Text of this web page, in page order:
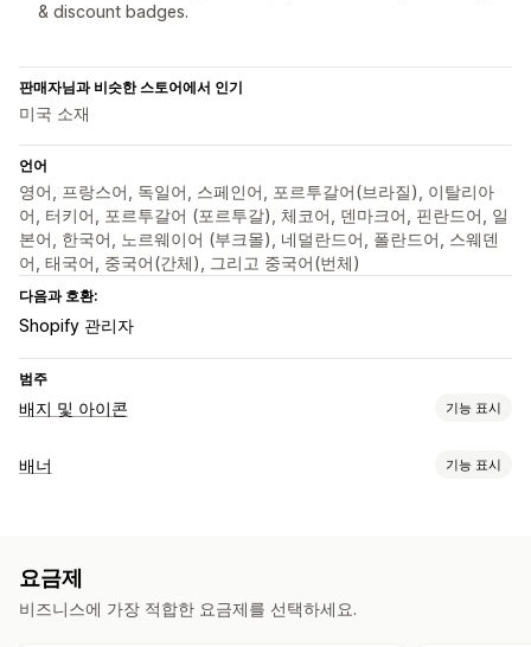
& discount badges.
판매자님과 비슷한 스토어에서 인기
미국 소재
언어
영어, 프랑스어, 독일어, 스페인어, 포르투갈어(브라질), 이탈리아
어, 터키어, 포르투갈어 (포르투갈), 체코어, 덴마크어, 핀란드어, 일
본어, 한국어, 노르웨이어 (부크몰), 네덜란드어, 폴란드어, 스웨덴
어, 태국어, 중국어(간체), 그리고 중국어(번체)
다음과 호환:
Shopify 관리자
범주
배지 및 아이콘 기능 표시
아이콘 유형
맞춤 설정
배경
테두리 색상 사용자 지정 텍스트 글꼴
배너 기능 표시
맞춤 설정
요금제
비즈니스에 가장 적합한 요금제를 선택하세요.